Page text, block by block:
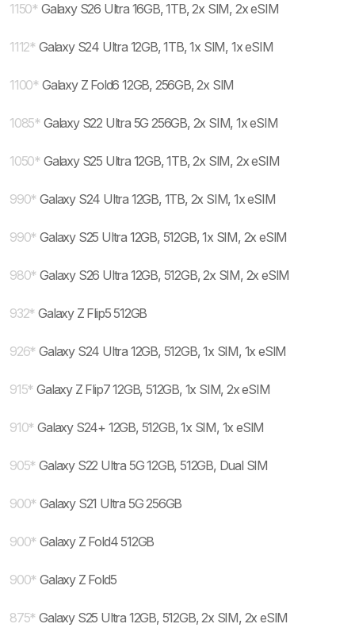
1150* Galaxy S26 Ultra 16GB, 1TB, 2x SIM, 2x eSIM
1112* Galaxy S24 Ultra 12GB, 1TB, 1x SIM, 1x eSIM
1100* Galaxy Z Fold6 12GB, 256GB, 2x SIM
1085* Galaxy S22 Ultra 5G 256GB, 2x SIM, 1x eSIM
1050* Galaxy S25 Ultra 12GB, 1TB, 2x SIM, 2x eSIM
990* Galaxy S24 Ultra 12GB, 1TB, 2x SIM, 1x eSIM
990* Galaxy S25 Ultra 12GB, 512GB, 1x SIM, 2x eSIM
980* Galaxy S26 Ultra 12GB, 512GB, 2x SIM, 2x eSIM
932* Galaxy Z Flip5 512GB
926* Galaxy S24 Ultra 12GB, 512GB, 1x SIM, 1x eSIM
915* Galaxy Z Flip7 12GB, 512GB, 1x SIM, 2x eSIM
910* Galaxy S24+ 12GB, 512GB, 1x SIM, 1x eSIM
905* Galaxy S22 Ultra 5G 12GB, 512GB, Dual SIM
900* Galaxy S21 Ultra 5G 256GB
900* Galaxy Z Fold4 512GB
900* Galaxy Z Fold5
875* Galaxy S25 Ultra 12GB, 512GB, 2x SIM, 2x eSIM